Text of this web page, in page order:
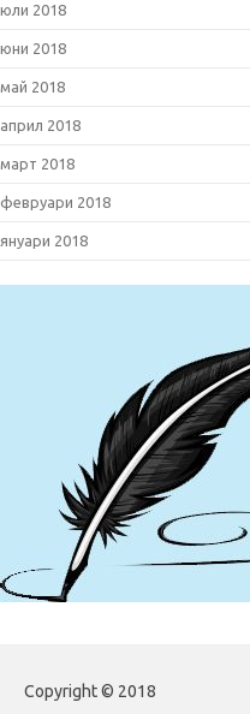
юли 2018
юни 2018
май 2018
април 2018
март 2018
февруари 2018
януари 2018
Copyright © 2018